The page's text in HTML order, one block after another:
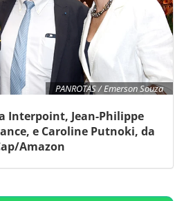
PANROTAS / Emerson Souza
Interpoint, Jean-Philippe
e Caroline Putnoki, da
Amazon